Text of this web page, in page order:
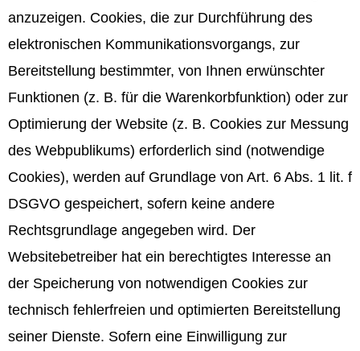
anzuzeigen. Cookies, die zur Durchführung des
elektronischen Kommunikationsvorgangs, zur
Bereitstellung bestimmter, von Ihnen erwünschter
Funktionen (z. B. für die Warenkorbfunktion) oder zur
Optimierung der Website (z. B. Cookies zur Messung
des Webpublikums) erforderlich sind (notwendige
Cookies), werden auf Grundlage von Art. 6 Abs. 1 lit. f
DSGVO gespeichert, sofern keine andere
Rechtsgrundlage angegeben wird. Der
Websitebetreiber hat ein berechtigtes Interesse an
der Speicherung von notwendigen Cookies zur
technisch fehlerfreien und optimierten Bereitstellung
seiner Dienste. Sofern eine Einwilligung zur